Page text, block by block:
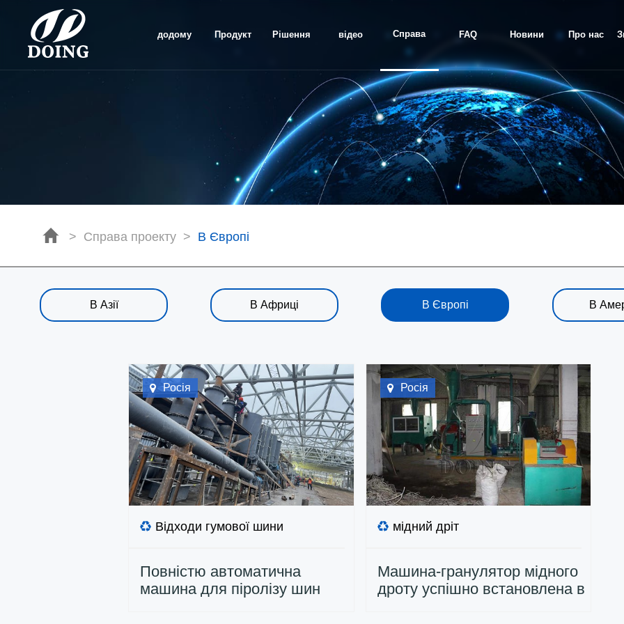
додому Продукт Рішення відео Справа
проекту
FAQ Новини Про нас
> Справа проекту > В Європі
В Азії В Африці В Європі В
Росія
Відходи гумової шини
Повністю автоматична
машина для піролізу шин
Росія
мідний дріт
Машина-гранулятор мідного
дроту успішно встановлена ​​в